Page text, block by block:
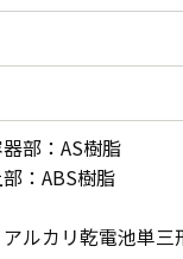
部：AS樹脂
：ABS樹脂
ルカリ乾電池単三